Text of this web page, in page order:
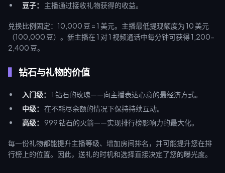
豆子：
主播通过接收礼物获得的收益。
兑换比例固定：10,000 豆 = 1 美元。主播最低提现额度为 10 美元
（100,000 豆）。新主播在 1 对 1 视频通话中每分钟可获得 1,200-
2,400 豆。
钻石与礼物的价值
入门级：
1 钻石的玫瑰——向主播表达心意的最经济方式。
中级：
在不耗尽余额的情况下保持持续互动。
高级：
999 钻石的火箭——实现排行榜影响力的最大化。
每一份礼物都能提升主播等级、增加房间排名，并可能提升您在排
行榜上的位置。因此，送礼的时机和选择直接决定了您的曝光度。